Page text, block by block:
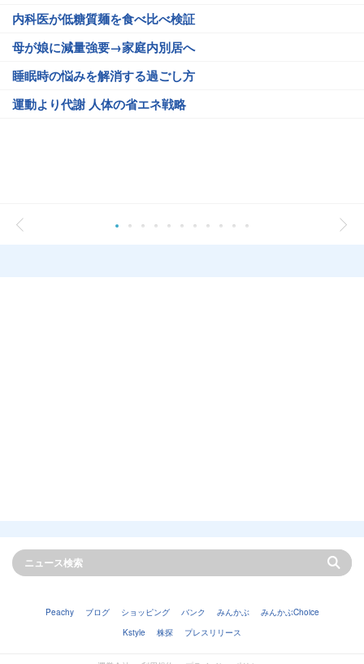
内科医が低糖質麺を食べ比べ検証
母が娘に減量強要→家庭内別居へ
睡眠時の悩みを解消する過ごし方
運動より代謝 人体の省エネ戦略
Peachy ブログ ショッピング バンク みんかぶ
みんかぶChoice
Kstyle
株探 プレスリリース